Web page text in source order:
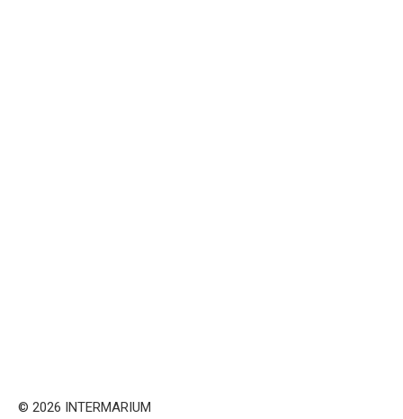
© 2026 INTERMARIUM